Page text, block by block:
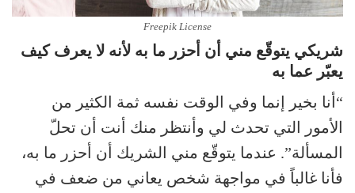
Freepik License
شريكي يتوقّع مني أن أحزر ما به لأنه لا يعرف كيف
يعبّر عما به
“أنا بخير إنما وفي الوقت نفسه ثمة الكثير من
الأمور التي تحدث لي وأنتظر منك أنت أن تحلّ
المسألة”. عندما يتوقّع مني الشريك أن أحزر ما به،
فأنا غالباً في مواجهة شخص يعاني من ضعف في